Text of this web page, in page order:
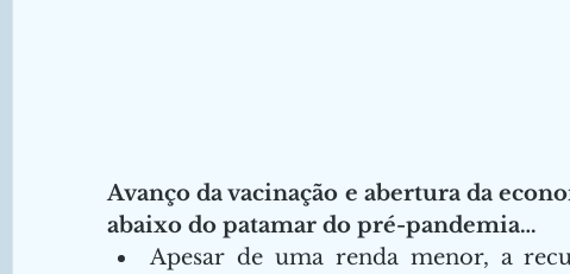
Avanço da vacinação e abertura da
abaixo do patamar do pré-pandemia…
Apesar de uma renda menor, a